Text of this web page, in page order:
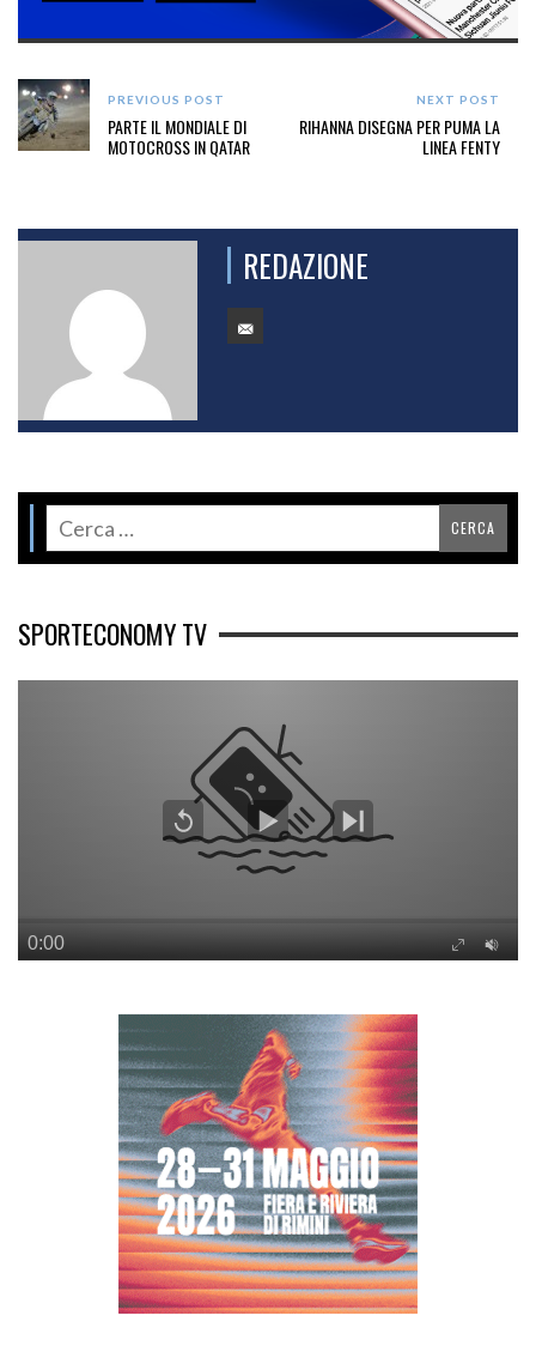
PREVIOUS POST
PARTE IL MONDIALE DI
MOTOCROSS IN QATAR
NEXT POST
RIHANNA DISEGNA PER PUMA LA
LINEA FENTY
REDAZIONE
SPORTECONOMY TV